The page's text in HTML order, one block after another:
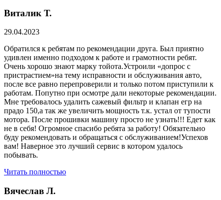
Виталик Т.
29.04.2023
Обратился к ребятам по рекомендации друга. Был приятно
удивлен именно подходом к работе и грамотности ребят.
Очень хорошо знают марку тойота.Устроили «допрос с
пристрастием»на тему исправности и обслуживания авто,
после все равно перепроверили и только потом приступили к
работам. Попутно при осмотре дали некоторые рекомендации.
Мне требовалось удалить сажевый фильтр и клапан егр на
прадо 150,а так же увеличить мощность т.к. устал от тупости
мотора. После прошивки машину просто не узнать!!! Едет как
не в себя! Огромное спасибо ребята за работу! Обязательно
буду рекомендовать и обращаться с обслуживанием!Успехов
вам! Наверное это лучший сервис в котором удалось
побывать.
Читать полностью
Вячеслав Л.